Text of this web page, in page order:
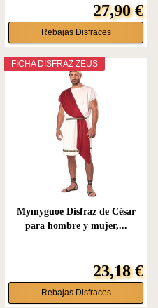
27,90 €
Rebajas Disfraces
FICHA DISFRAZ ZEUS
Mymyguoe Disfraz de César
para hombre y mujer,...
23,18 €
Rebajas Disfraces